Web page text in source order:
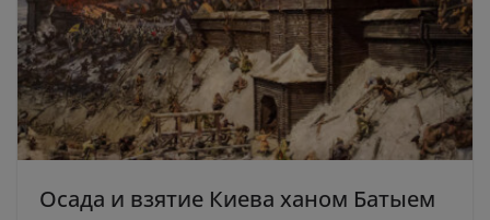
Осада и взятие Киева ханом Батыем